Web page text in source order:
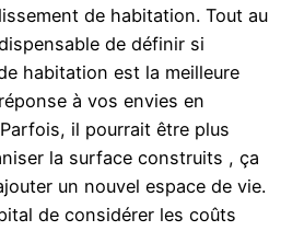
de habitation. Tout au
de définir si
habitation est la meilleure
à vos envies en
Parfois, il pourrait être plus
la surface construits , ça
un nouvel espace de vie.
de considérer les coûts